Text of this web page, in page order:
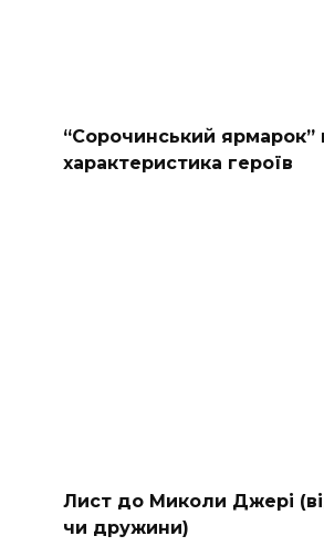
“Сорочинський ярмарок”
характеристика героїв
Лист до Миколи Джері
чи дружини)